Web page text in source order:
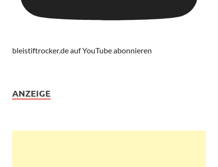
bleistiftrocker.de auf YouTube abonnieren
ANZEIGE